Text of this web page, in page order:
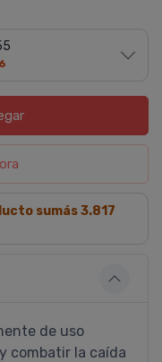
sumás3.817
de uso
combatir la caí­da